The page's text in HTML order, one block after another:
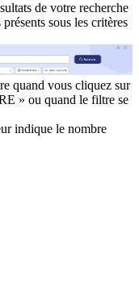
de votre recherche
sous les critères
quand vous cliquez sur
» ou quand le filtre se
indique le nombre